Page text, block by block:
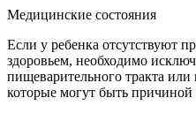
Медицинские состояния
Если у ребенка отсутствуют
здоровьем, необходимо
пищеварительного тракта
которые могут быть причиной